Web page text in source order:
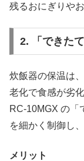
残るおにぎりや
2. 「できた
炊飯器の保温は
老化で食感が劣化
RC-10MGX の「
を細かく制御し
メリット